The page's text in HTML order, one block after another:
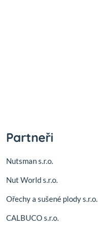
Partneři
Nutsman s.r.o.
Nut World s.r.o.
Ořechy a sušené plody s.r.o.
CALBUCO s.r.o.